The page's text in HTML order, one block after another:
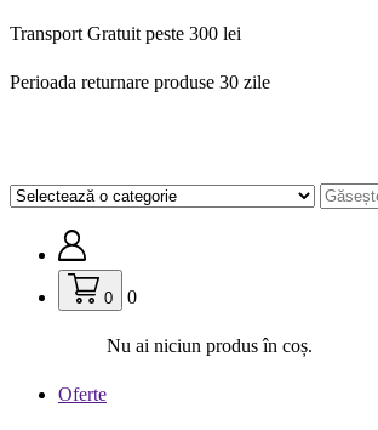
Sari
conținut
Transport Gratuit peste 300 lei
Perioada returnare produse 30 zile
0 0
Nu ai niciun produs în coș.
Oferte